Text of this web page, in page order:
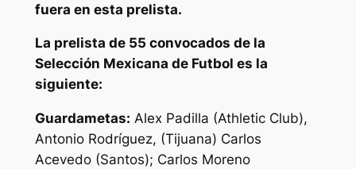
fuera en esta prelista.
La prelista de 55 convocados de la
Selección Mexicana de Futbol es la
siguiente:
Guardametas: Alex Padilla (Athletic Club),
Antonio Rodríguez, (Tijuana) Carlos
Acevedo (Santos); Carlos Moreno